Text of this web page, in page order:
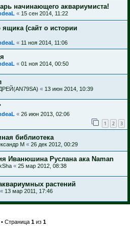
начинающего аквариумиста!
« 15 сен 2014, 11:22
ящика (сайт о истории
« 11 ноя 2014, 11:06
« 01 ноя 2014, 00:50
« 13 июн 2014, 10:39
« 26 июн 2013, 02:06
1 2 3
библиотека
М « 26 дек 2012, 00:29
Иванюшина Руслана ака Naman
« 25 мар 2012, 08:38
растений
« 13 мар 2011, 17:46
Страница 1из 1